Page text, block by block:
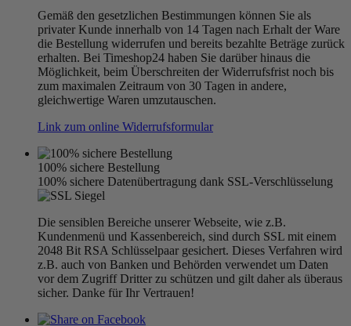
Gemäß den gesetzlichen Bestimmungen können Sie als
privater Kunde innerhalb von 14 Tagen nach Erhalt der Ware
die Bestellung widerrufen und bereits bezahlte Beträge zurück
erhalten. Bei Timeshop24 haben Sie darüber hinaus die
Möglichkeit, beim Überschreiten der Widerrufsfrist noch bis
zum maximalen Zeitraum von 30 Tagen in andere,
gleichwertige Waren umzutauschen.
Link zum online Widerrufsformular
100% sichere Bestellung
100% sichere Datenübertragung dank SSL-Verschlüsselung
Die sensiblen Bereiche unserer Webseite, wie z.B.
Kundenmenü und Kassenbereich, sind durch SSL mit einem
2048 Bit RSA Schlüsselpaar gesichert. Dieses Verfahren wird
z.B. auch von Banken und Behörden verwendet um Daten
vor dem Zugriff Dritter zu schützen und gilt daher als überaus
sicher. Danke für Ihr Vertrauen!